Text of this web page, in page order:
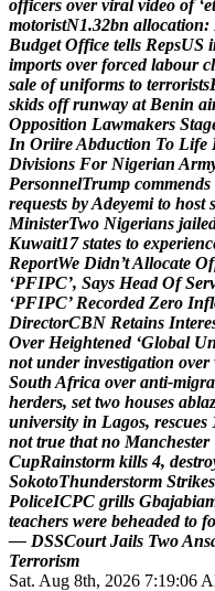
officers over viral video of ‘et
motoristN1.32bn allocation:
Budget Office tells RepsUS i
imports over forced labour cl
sale of uniforms to terrorists
skids off runway at Benin ai
Opposition Lawmakers Stag
In OriireAbduction To Life
Divisions For Nigerian Arm
PersonnelTrump commends
requests byAdeyemi to host s
MinisterTwo Nigerians jaile
Kuwait17 states to experienc
ReportWe Didn’tAllocate Of
‘PFIPC’, Says Head Of Ser
‘PFIPC’ Recorded Zero Infl
DirectorCBN Retains Intere
Over Heightened ‘Global Un
not under investigation over
South Africa over anti-migra
herders, set two houses ablaz
university in Lagos, rescues
not true that no Manchester
CupRainstorm kills 4, destro
SokotoThunderstorm Strikes
PoliceICPC grills Gbajabia
teachers were beheaded to fo
— DSSCourt Jails TwoAns
Terrorism
Sat. Aug 8th, 2026 7:19:07